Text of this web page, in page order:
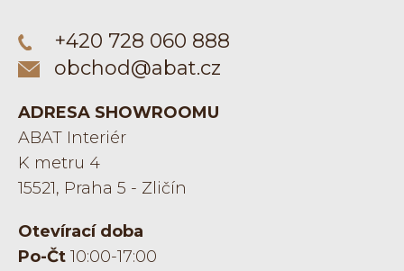
+420 728 060 888
obchod@abat.cz
ADRESA SHOWROOMU
ABAT Interiér
K metru 4
15521, Praha 5 - Zličín
Otevírací doba
Po-Čt 10:00-17:00